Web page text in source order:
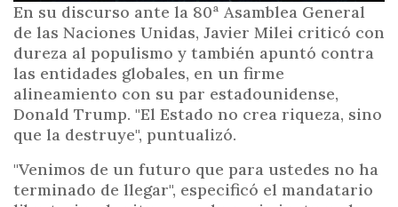
En su discurso ante la 80ª Asamblea General
de las Naciones Unidas, Javier Milei criticó con
dureza al populismo y también apuntó contra
las entidades globales, en un firme
alineamiento con su par estadounidense,
Donald Trump. "El Estado no crea riqueza, sino
que la destruye", puntualizó.
"Venimos de un futuro que para ustedes no ha
terminado de llegar", especificó el mandatario